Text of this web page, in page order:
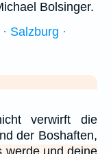
Bolsinger.
Salzburg ·
verwirft die
der Boshaften,
werde und deine